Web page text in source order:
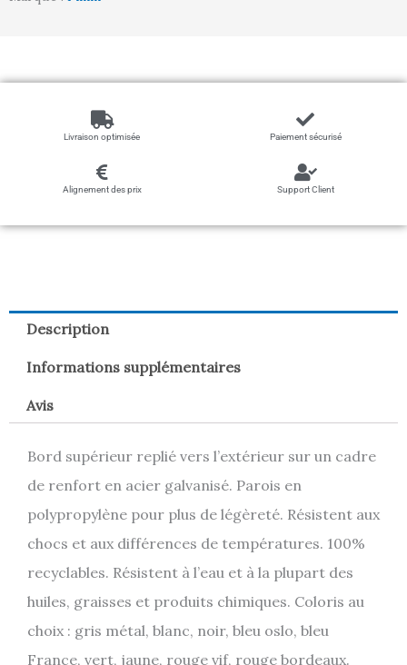
Livraison optimisée Paiement sécurisé
Alignement des prix Support Client
Description
Informations supplémentaires
Avis
Bord supérieur replié vers l’extérieur sur un cadre
de renfort en acier galvanisé. Parois en
polypropylène pour plus de légèreté. Résistent aux
chocs et aux différences de températures. 100%
recyclables. Résistent à l’eau et à la plupart des
huiles, graisses et produits chimiques. Coloris au
choix : gris métal, blanc, noir, bleu oslo, bleu
France, vert, jaune, rouge vif, rouge bordeaux.